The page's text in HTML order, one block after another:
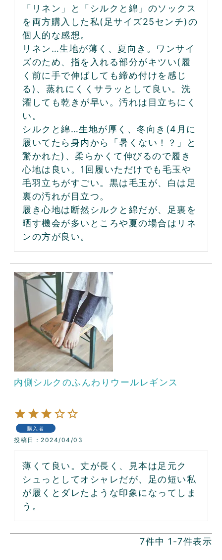
「リネン」と「シルクと綿」のソックス
を両方購入した私(足サイズ25センチ)の
個人的な感想。
リネン…生地が薄く、夏向き。ワンサイ
ズのため、指を入れる部分がキツい(履
く前に手で伸ばしても締め付けを感じ
る)、蒸れにくくサラッとして良い。洗
濯しても乾きが早い。汚れは目立ちにく
い。
シルクと綿…生地が厚く、冬向き(4月に
履いてたら身内から「暑くない！？」と
驚かれた)、柔らかくて伸びるので履き
心地は良い。1回履いただけでも毛玉や
毛羽立ちがすごい。黒は毛玉が、白は足
裏の汚れが目立つ。
履き心地は断然シルクと綿だが、足裏を
晒す機会が多いところや夏の場合はリネ
ンの方が良い。
内側シルクのふんわりウールレギンス
購入者
投稿日 2024/04/03
薄くて良い。丈が長く、見本は足元ク
シュっとしてオシャレだが、足の短い私
が履くとダレたような印象になってしま
う。
7件中 1 -7件表示